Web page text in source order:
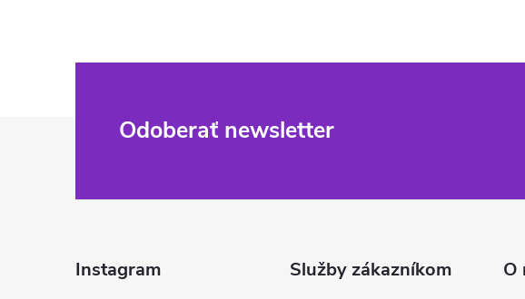
Odoberať newsletter
Instagram Služby zákazníkom O